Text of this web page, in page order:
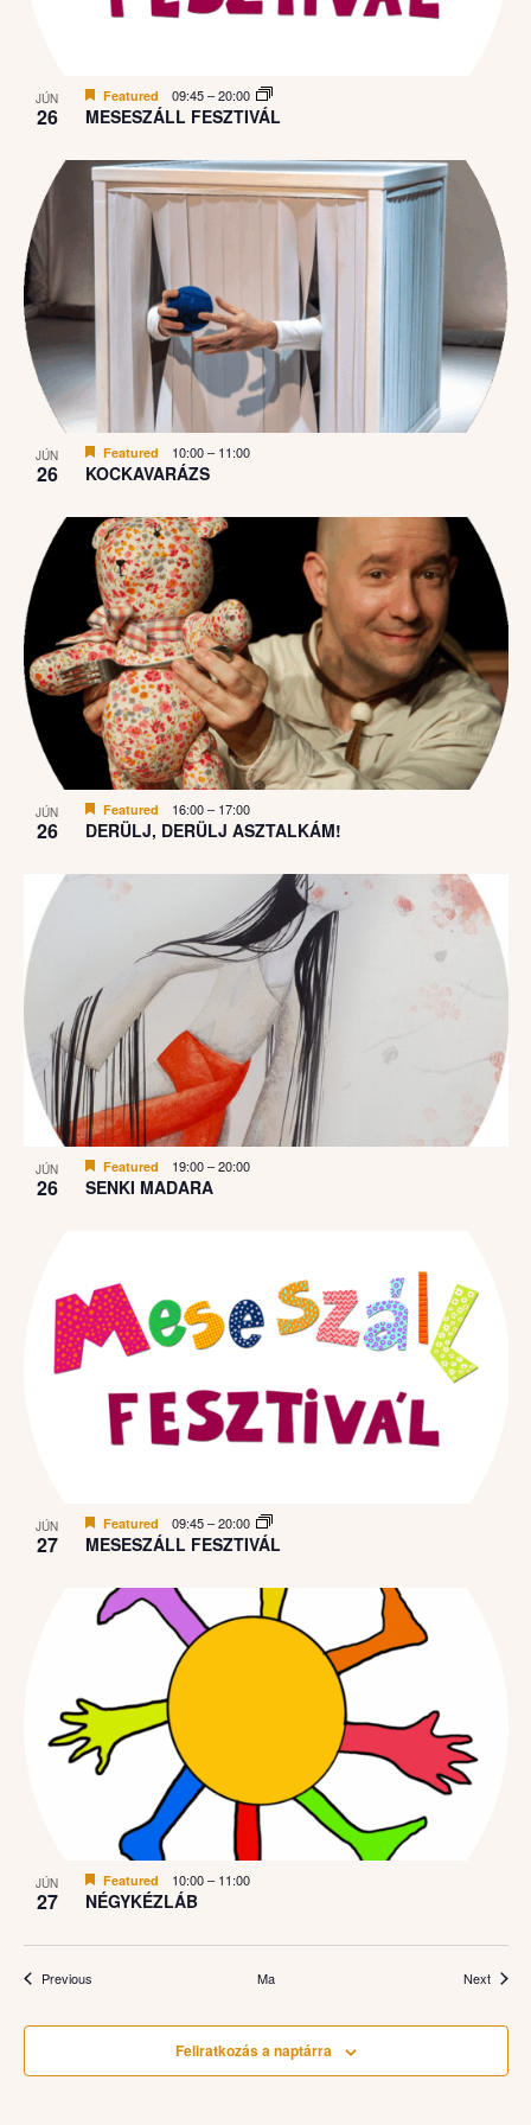
JÚN
26 MESESZÁLL FESZTIVÁL
Featured 09:45–20:00
JÚN
26 KOCKAVARÁZS
Featured 10:00– 11:00
JÚN
26 DERÜLJ, DERÜLJ ASZTALKÁM!
Featured 16:00– 17:00
JÚN
26 SENKI MADARA
Featured 19:00–20:00
JÚN
27 MESESZÁLL FESZTIVÁL
Featured 09:45–20:00
JÚN
27 NÉGYKÉZLÁB
Featured 10:00– 11:00
PreviousEsemények Ma Next
Feliratkozás a naptárra